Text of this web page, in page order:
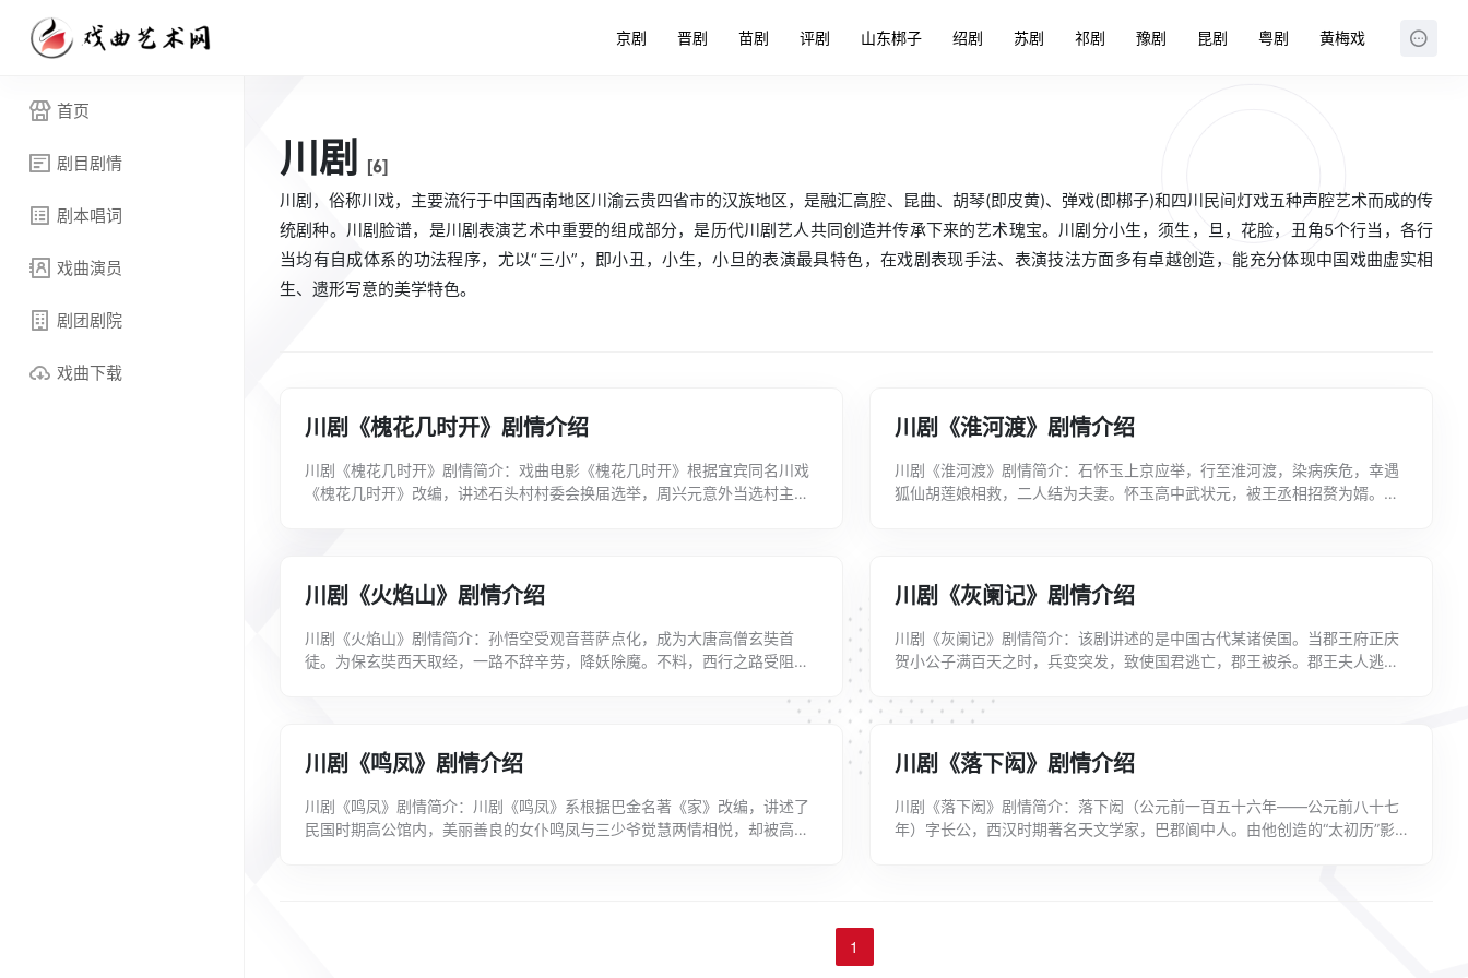
京剧 晋剧 苗剧 评剧 山东梆子 绍剧 苏剧 祁剧 豫剧 昆剧 粤剧 黄梅戏
首页
剧目剧情
剧本唱词
戏曲演员
剧团剧院
戏曲下载
川剧
[6]
川剧，俗称川戏，主要流行于中国西南地区川渝云贵四省市的汉族地区，是融汇高腔、昆曲、胡琴(即皮黄)、弹戏(即梆子)和四川民间灯戏五种声腔艺术而成的传
统剧种。川剧脸谱，是川剧表演艺术中重要的组成部分，是历代川剧艺人共同创造并传承下来的艺术瑰宝。川剧分小生，须生，旦，花脸，丑角5个行当，各行
当均有自成体系的功法程序，尤以“三小”，即小丑，小生，小旦的表演最具特色，在戏剧表现手法、表演技法方面多有卓越创造，能充分体现中国戏曲虚实相
生、遗形写意的美学特色。
川剧《槐花几时开》剧情介绍
川剧《槐花几时开》剧情简介：戏曲电影《槐花几时开》根据宜宾同名川戏
《槐花几时开》改编，讲述石头村村委会换届选举，周兴元意外当选村主
川剧《淮河渡》剧情介绍
川剧《淮河渡》剧情简介：石怀玉上京应举，行至淮河渡，染病疾危，幸遇
狐仙胡莲娘相救，二人结为夫妻。怀玉高中武状元，被王丞相招赘为婿。莲
川剧《火焰山》剧情介绍
川剧《火焰山》剧情简介：孙悟空受观音菩萨点化，成为大唐高僧玄奘首
徒。为保玄奘西天取经，一路不辞辛劳，降妖除魔。不料，西行之路受阻于
川剧《灰阑记》剧情介绍
川剧《灰阑记》剧情简介：该剧讲述的是中国古代某诸侯国。当郡王府正庆
贺小公子满百天之时，兵变突发，致使国君逃亡，郡王被杀。郡王夫人逃命
川剧《鸣凤》剧情介绍
川剧《鸣凤》剧情简介：川剧《鸣凤》系根据巴金名著《家》改编，讲述了
民国时期高公馆内，美丽善良的女仆鸣凤与三少爷觉慧两情相悦，却被高老
川剧《落下闳》剧情介绍
川剧《落下闳》剧情简介：落下闳（公元前一百五十六年——公元前八十七
年）字长公，西汉时期著名天文学家，巴郡阆中人。由他创造的“太初历”影
1